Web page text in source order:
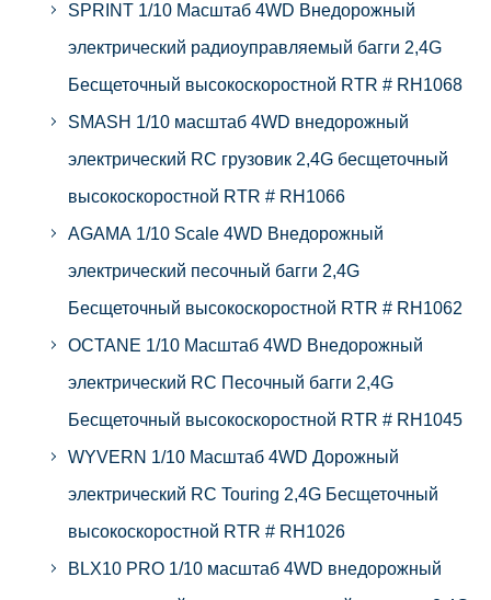
SPRINT 1/10 Масштаб 4WD Внедорожный
электрический радиоуправляемый багги 2,4G
Бесщеточный высокоскоростной RTR # RH1068
SMASH 1/10 масштаб 4WD внедорожный
электрический RC грузовик 2,4G бесщеточный
высокоскоростной RTR # RH1066
AGAMA 1/10 Scale 4WD Внедорожный
электрический песочный багги 2,4G
Бесщеточный высокоскоростной RTR # RH1062
OCTANE 1/10 Масштаб 4WD Внедорожный
электрический RC Песочный багги 2,4G
Бесщеточный высокоскоростной RTR # RH1045
WYVERN 1/10 Масштаб 4WD Дорожный
электрический RC Touring 2,4G Бесщеточный
высокоскоростной RTR # RH1026
BLX10 PRO 1/10 масштаб 4WD внедорожный